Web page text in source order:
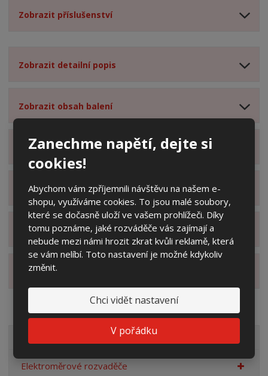
Zanechme napětí, dejte si
cookies!
Abychom vám zpříjemnili návštěvu na našem e-
shopu, využíváme cookies. To jsou malé soubory,
které se dočasně uloží ve vašem prohlížeči. Díky
tomu poznáme, jaké rozváděče vás zajímají a
nebude mezi námi hrozit zkrat kvůli reklamě, která
se vám nelíbí. Toto nastavení je možné kdykoliv
změnit.
Chci vidět nastavení
V pořádku
Zobrazit příslušenství
Zobrazit detailní popis
Zobrazit obsah balení
Zobrazit specifikační body
Zobrazit technické parametry
Zobrazit hodnocení produktu
Zobrazit alternativní produkty
Elektroměrové rozvaděče